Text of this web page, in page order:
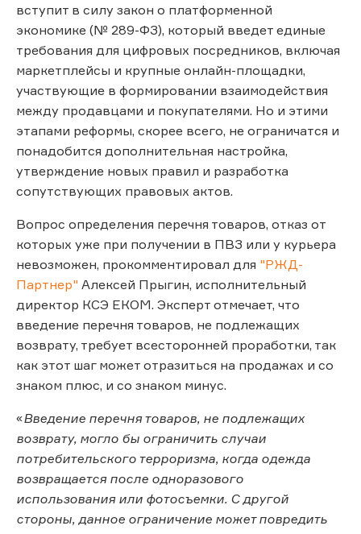
вступит в силу закон о платформенной
экономике (№ 289-ФЗ), который введет единые
требования для цифровых посредников, включая
маркетплейсы и крупные онлайн-площадки,
участвующие в формировании взаимодействия
между продавцами и покупателями. Но и этими
этапами реформы, скорее всего, не ограничатся и
понадобится дополнительная настройка,
утверждение новых правил и разработка
сопутствующих правовых актов.
Вопрос определения перечня товаров, отказ от
которых уже при получении в ПВЗ или у курьера
невозможен, прокомментировал для "РЖД-
Партнер" Алексей Прыгин, исполнительный
директор КСЭ ЕКОМ. Эксперт отмечает, что
введение перечня товаров, не подлежащих
возврату, требует всесторонней проработки, так
как этот шаг может отразиться на продажах и со
знаком плюс, и со знаком минус.
«Введение перечня товаров, не подлежащих
возврату, могло бы ограничить случаи
потребительского терроризма, когда одежда
возвращается после одноразового
использования или фотосъемки. С другой
стороны, данное ограничение может повредить